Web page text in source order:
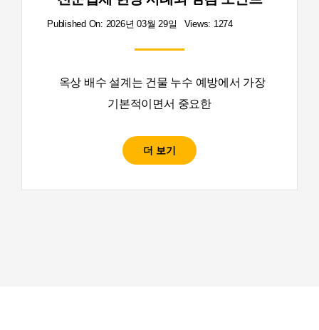
Published On: 2026년 03월 29일 Views: 1274
옥상 배수 설계는 건물 누수 예방에서 가장
기본적이면서 중요한
더 보기